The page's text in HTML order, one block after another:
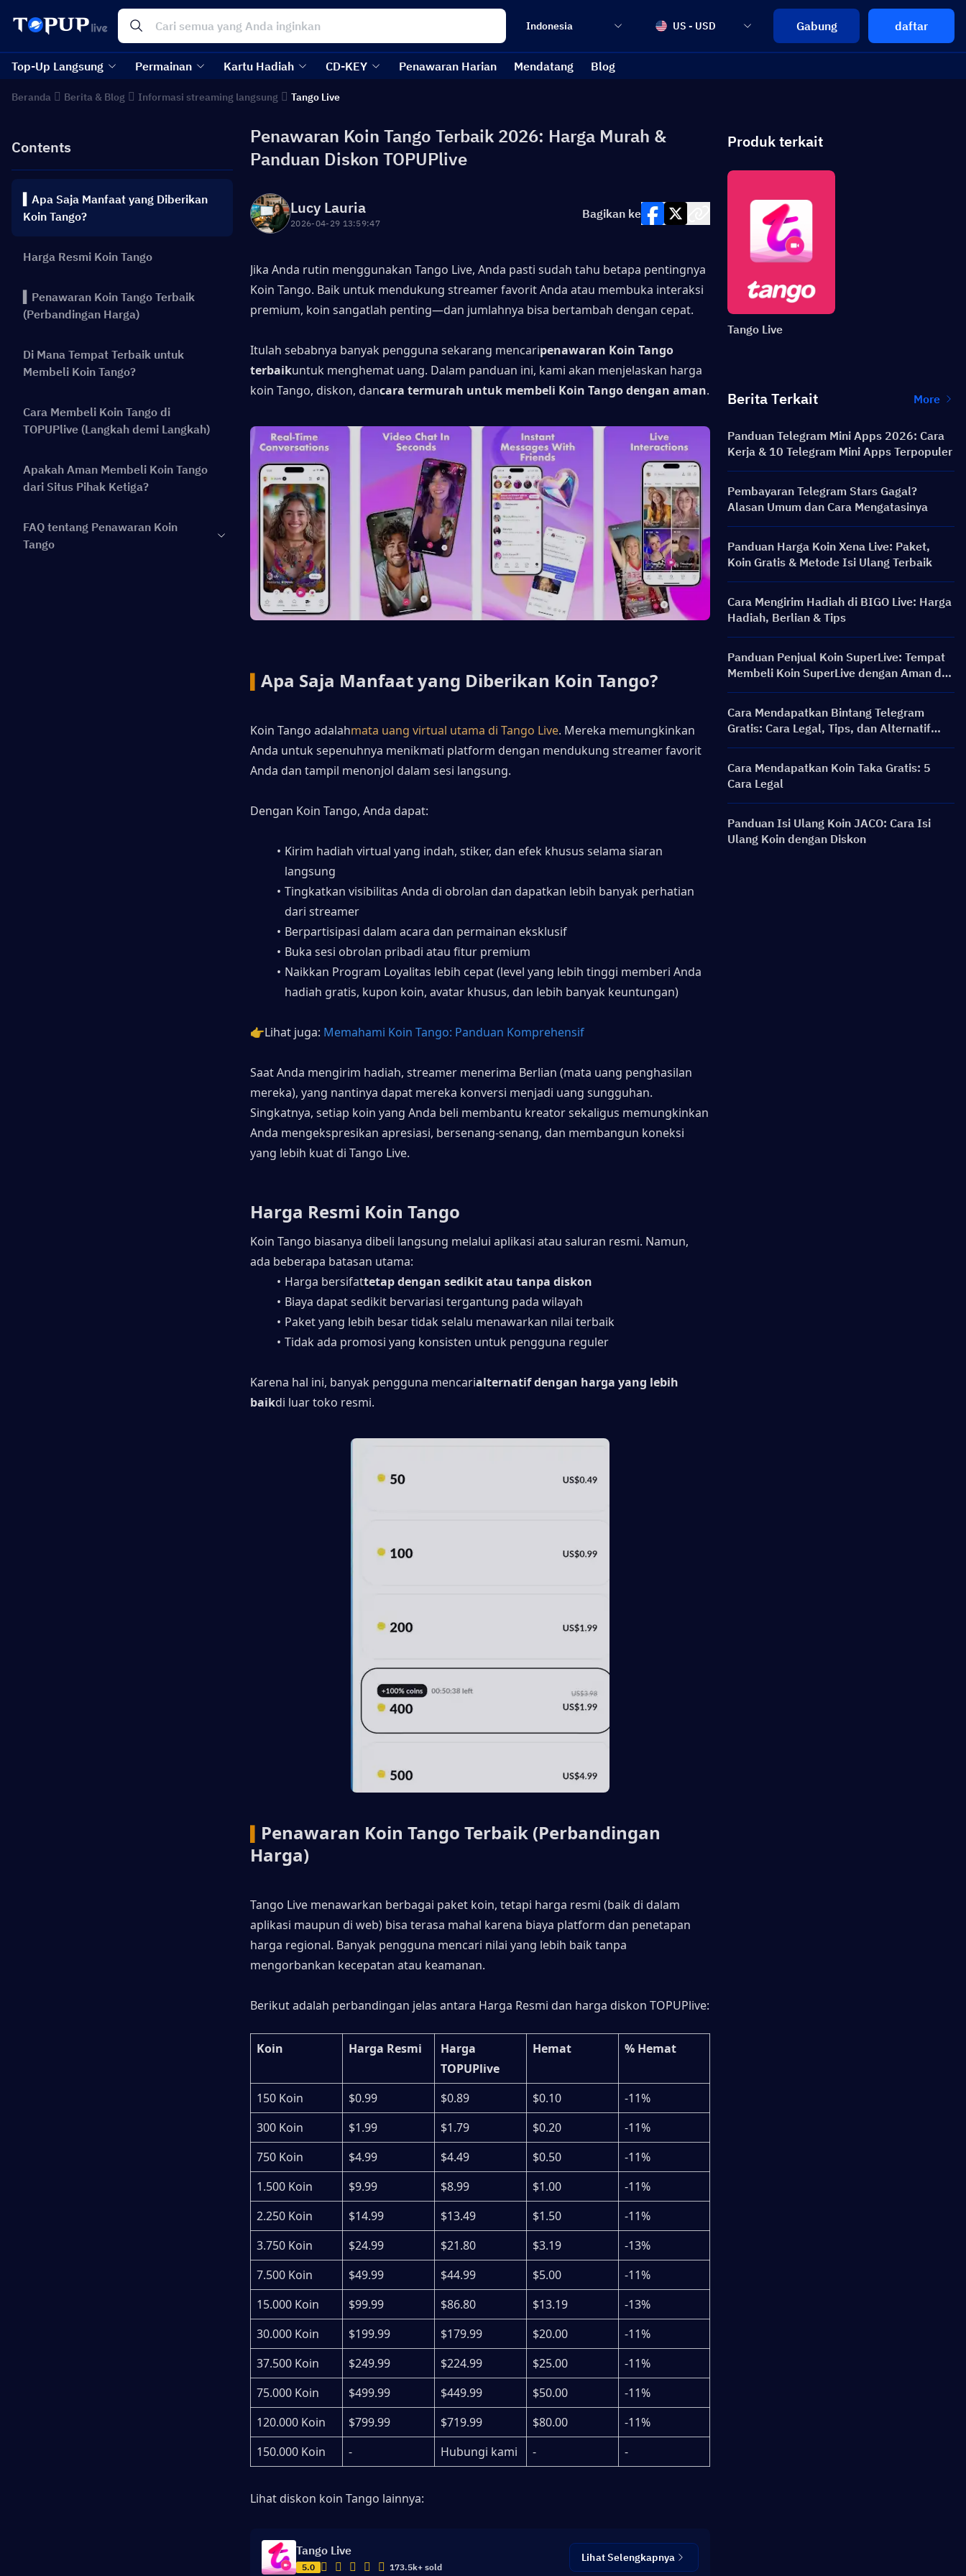
Indonesia US - USD Gabung daftar
Top-Up Langsung Permainan Kartu Hadiah CD-KEY Penawaran Harian Mendatang Blog
Beranda Berita & Blog Informasi streaming langsung Tango Live
Contents
▍Apa Saja Manfaat yang Diberikan
Koin Tango?
Harga Resmi Koin Tango
▍Penawaran Koin Tango Terbaik
(Perbandingan Harga)
Di Mana Tempat Terbaik untuk
Membeli Koin Tango?
Cara Membeli Koin Tango di
TOPUPlive (Langkah demi Langkah)
Apakah Aman Membeli Koin Tango
dari Situs Pihak Ketiga?
FAQ tentang Penawaran Koin
Tango
Penawaran Koin Tango Terbaik 2026: Harga Murah &
Panduan Diskon TOPUPlive
Lucy Lauria
2026-04-29 13:59:47
Bagikan ke
Jika Anda rutin menggunakan Tango Live, Anda pasti sudah tahu betapa pentingnya
Koin Tango. Baik untuk mendukung streamer favorit Anda atau membuka interaksi
premium, koin sangatlah penting—dan jumlahnya bisa bertambah dengan cepat.
Itulah sebabnya banyak pengguna sekarang mencaripenawaran Koin Tango
terbaikuntuk menghemat uang. Dalam panduan ini, kami akan menjelaskan harga
koin Tango, diskon, dancara termurah untuk membeli Koin Tango dengan aman.
Apa Saja Manfaat yang Diberikan Koin Tango?
Koin Tango adalahmata uang virtual utama di Tango Live. Mereka memungkinkan
Anda untuk sepenuhnya menikmati platform dengan mendukung streamer favorit
Anda dan tampil menonjol dalam sesi langsung.
Dengan Koin Tango, Anda dapat:
Kirim hadiah virtual yang indah, stiker, dan efek khusus selama siaran
langsung
Tingkatkan visibilitas Anda di obrolan dan dapatkan lebih banyak perhatian
dari streamer
Berpartisipasi dalam acara dan permainan eksklusif
Buka sesi obrolan pribadi atau fitur premium
Naikkan Program Loyalitas lebih cepat (level yang lebih tinggi memberi Anda
hadiah gratis, kupon koin, avatar khusus, dan lebih banyak keuntungan)
👉Lihat juga: Memahami Koin Tango: Panduan Komprehensif
Saat Anda mengirim hadiah, streamer menerima Berlian (mata uang penghasilan
mereka), yang nantinya dapat mereka konversi menjadi uang sungguhan.
Singkatnya, setiap koin yang Anda beli membantu kreator sekaligus memungkinkan
Anda mengekspresikan apresiasi, bersenang-senang, dan membangun koneksi
yang lebih kuat di Tango Live.
Harga Resmi Koin Tango
Koin Tango biasanya dibeli langsung melalui aplikasi atau saluran resmi. Namun,
ada beberapa batasan utama:
Harga bersifattetap dengan sedikit atau tanpa diskon
Biaya dapat sedikit bervariasi tergantung pada wilayah
Paket yang lebih besar tidak selalu menawarkan nilai terbaik
Tidak ada promosi yang konsisten untuk pengguna reguler
Karena hal ini, banyak pengguna mencarialternatif dengan harga yang lebih
baikdi luar toko resmi.
Penawaran Koin Tango Terbaik (Perbandingan
Harga)
Tango Live menawarkan berbagai paket koin, tetapi harga resmi (baik di dalam
aplikasi maupun di web) bisa terasa mahal karena biaya platform dan penetapan
harga regional. Banyak pengguna mencari nilai yang lebih baik tanpa
mengorbankan kecepatan atau keamanan.
Berikut adalah perbandingan jelas antara Harga Resmi dan harga diskon TOPUPlive:
Koin Harga Resmi
Harga
TOPUPlive
Hemat % Hemat
150 Koin $0.99 $0.89 $0.10
-11%
300 Koin
$1.99 $1.79 $0.20
-11%
750 Koin
$4.99 $4.49 $0.50
-11%
1.500 Koin
$9.99 $8.99 $1.00
-11%
2.250 Koin
$14.99 $13.49 $1.50
-11%
3.750 Koin
$24.99 $21.80 $3.19
-13%
7.500 Koin
$49.99 $44.99 $5.00
-11%
15.000 Koin
$99.99 $86.80 $13.19
-13%
30.000 Koin
$199.99 $179.99 $20.00
-11%
37.500 Koin
$249.99 $224.99 $25.00
-11%
75.000 Koin
$499.99 $449.99 $50.00
-11%
120.000 Koin
$799.99 $719.99 $80.00
-11%
150.000 Koin
- Hubungi kami - -
Lihat diskon koin Tango lainnya:
Tango Live
5.0 173.5k+ sold
Lihat Selengkapnya
Produk terkait
Tango Live
Berita Terkait More
Panduan Telegram Mini Apps 2026: Cara
Kerja & 10 Telegram Mini Apps Terpopuler
Pembayaran Telegram Stars Gagal?
Alasan Umum dan Cara Mengatasinya
Panduan Harga Koin Xena Live: Paket,
Koin Gratis & Metode Isi Ulang Terbaik
Cara Mengirim Hadiah di BIGO Live: Harga
Hadiah, Berlian & Tips
Panduan Penjual Koin SuperLive: Tempat
Membeli Koin SuperLive dengan Aman dan
Mudah
Cara Mendapatkan Bintang Telegram
Gratis: Cara Legal, Tips, dan Alternatif
Aman
Cara Mendapatkan Koin Taka Gratis: 5
Cara Legal
Panduan Isi Ulang Koin JACO: Cara Isi
Ulang Koin dengan Diskon